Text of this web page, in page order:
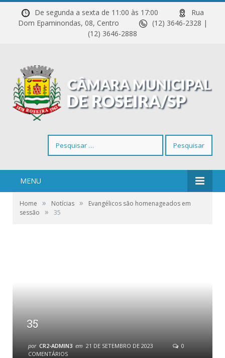
De segunda a sexta de 11:00 às 17:00
Rua
Dom Epaminondas, 08, Centro
(12) 3646-2328 |
(12) 3646-2888
por:
MENU
Home » Notícias »
Evangélicos são homenageados em
sessão
» 35
35
por CR2-ADMIN3 em 21 DE SETEMBRO DE 2023
0
COMENTÁRIOS